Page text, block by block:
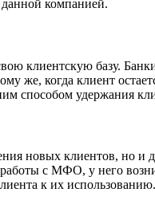
данной компанией.
клиентскую базу.
же, когда клиент
способом удержания
новых клиентов, но
с МФО, у него
к их использованию.